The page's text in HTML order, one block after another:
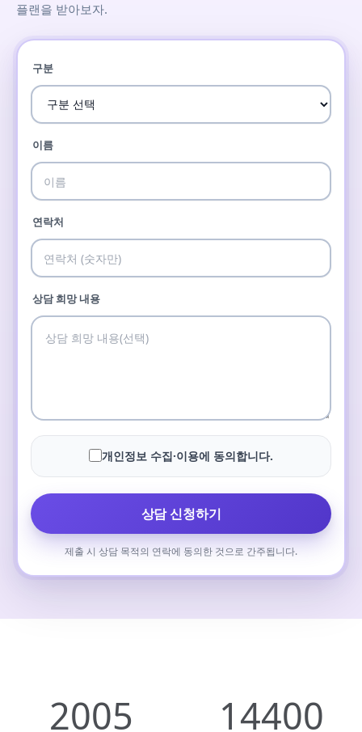
플랜을 받아보자.
구분
이름
연락처
상담 희망 내용
개인정보 수집·이용에 동의합니다.
상담 신청하기
제출 시 상담 목적의 연락에 동의한 것으로 간주됩니다.
2005 14400